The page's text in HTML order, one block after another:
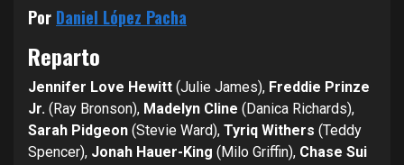
Por Daniel López Pacha
Reparto
Jennifer Love Hewitt (Julie James), Freddie Prinze
Jr. (Ray Bronson), Madelyn Cline (Danica Richards),
Sarah Pidgeon (Stevie Ward), Tyriq Withers (Teddy
Spencer), Jonah Hauer-King (Milo Griffin), Chase Sui